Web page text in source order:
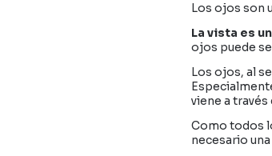
Los ojos son
La vista es
ojos puede
Los ojos, al
viene a través
Como todos
necesario